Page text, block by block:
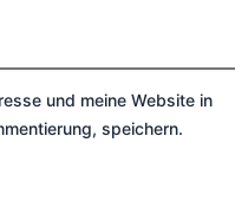
und meine Website in
speichern.